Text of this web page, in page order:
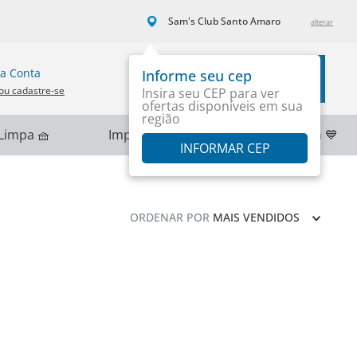
Sam's Club Santo Amaro
Informe seu cep
Insira seu CEP para ver
ofertas disponíveis em sua
região
INFORMAR CEP
Conta
cadastre-se
Carrinho
🧺 Importados 🌎 PlayStation 💙
ORDENAR POR MAIS VENDIDOS